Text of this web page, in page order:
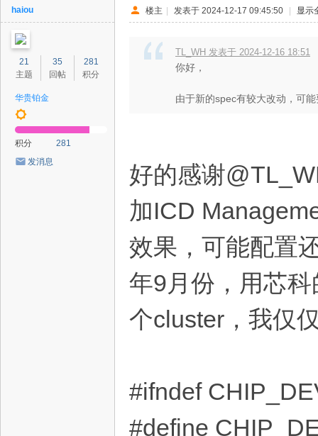
haiou
21
主题
35
回帖
281
积分
华贵铂金
积分
281
发消息
楼主 | 发表于 2024-12-17 09:45:50 | 显示
TL_WH 发表于 2024-12-16 18:51
你好，
由于新的spec有较大改动，可
好的感谢
加ICD
效果，可能配置
年9月份，用芯
个cluster，我仅
#ifndef
#define